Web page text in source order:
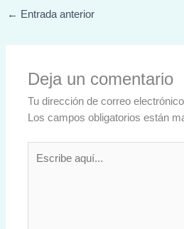
← Entrada anterior
Deja un comentario
Tu dirección de correo
Los campos obligatorios están
aquí...